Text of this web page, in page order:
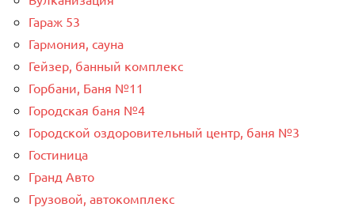
Гараж 53
Гармония, сауна
Гейзер, банный комплекс
Горбани, Баня №11
Городская баня №4
Городской оздоровительный центр, баня №3
Гостиница
Гранд Авто
Грузовой, автокомплекс